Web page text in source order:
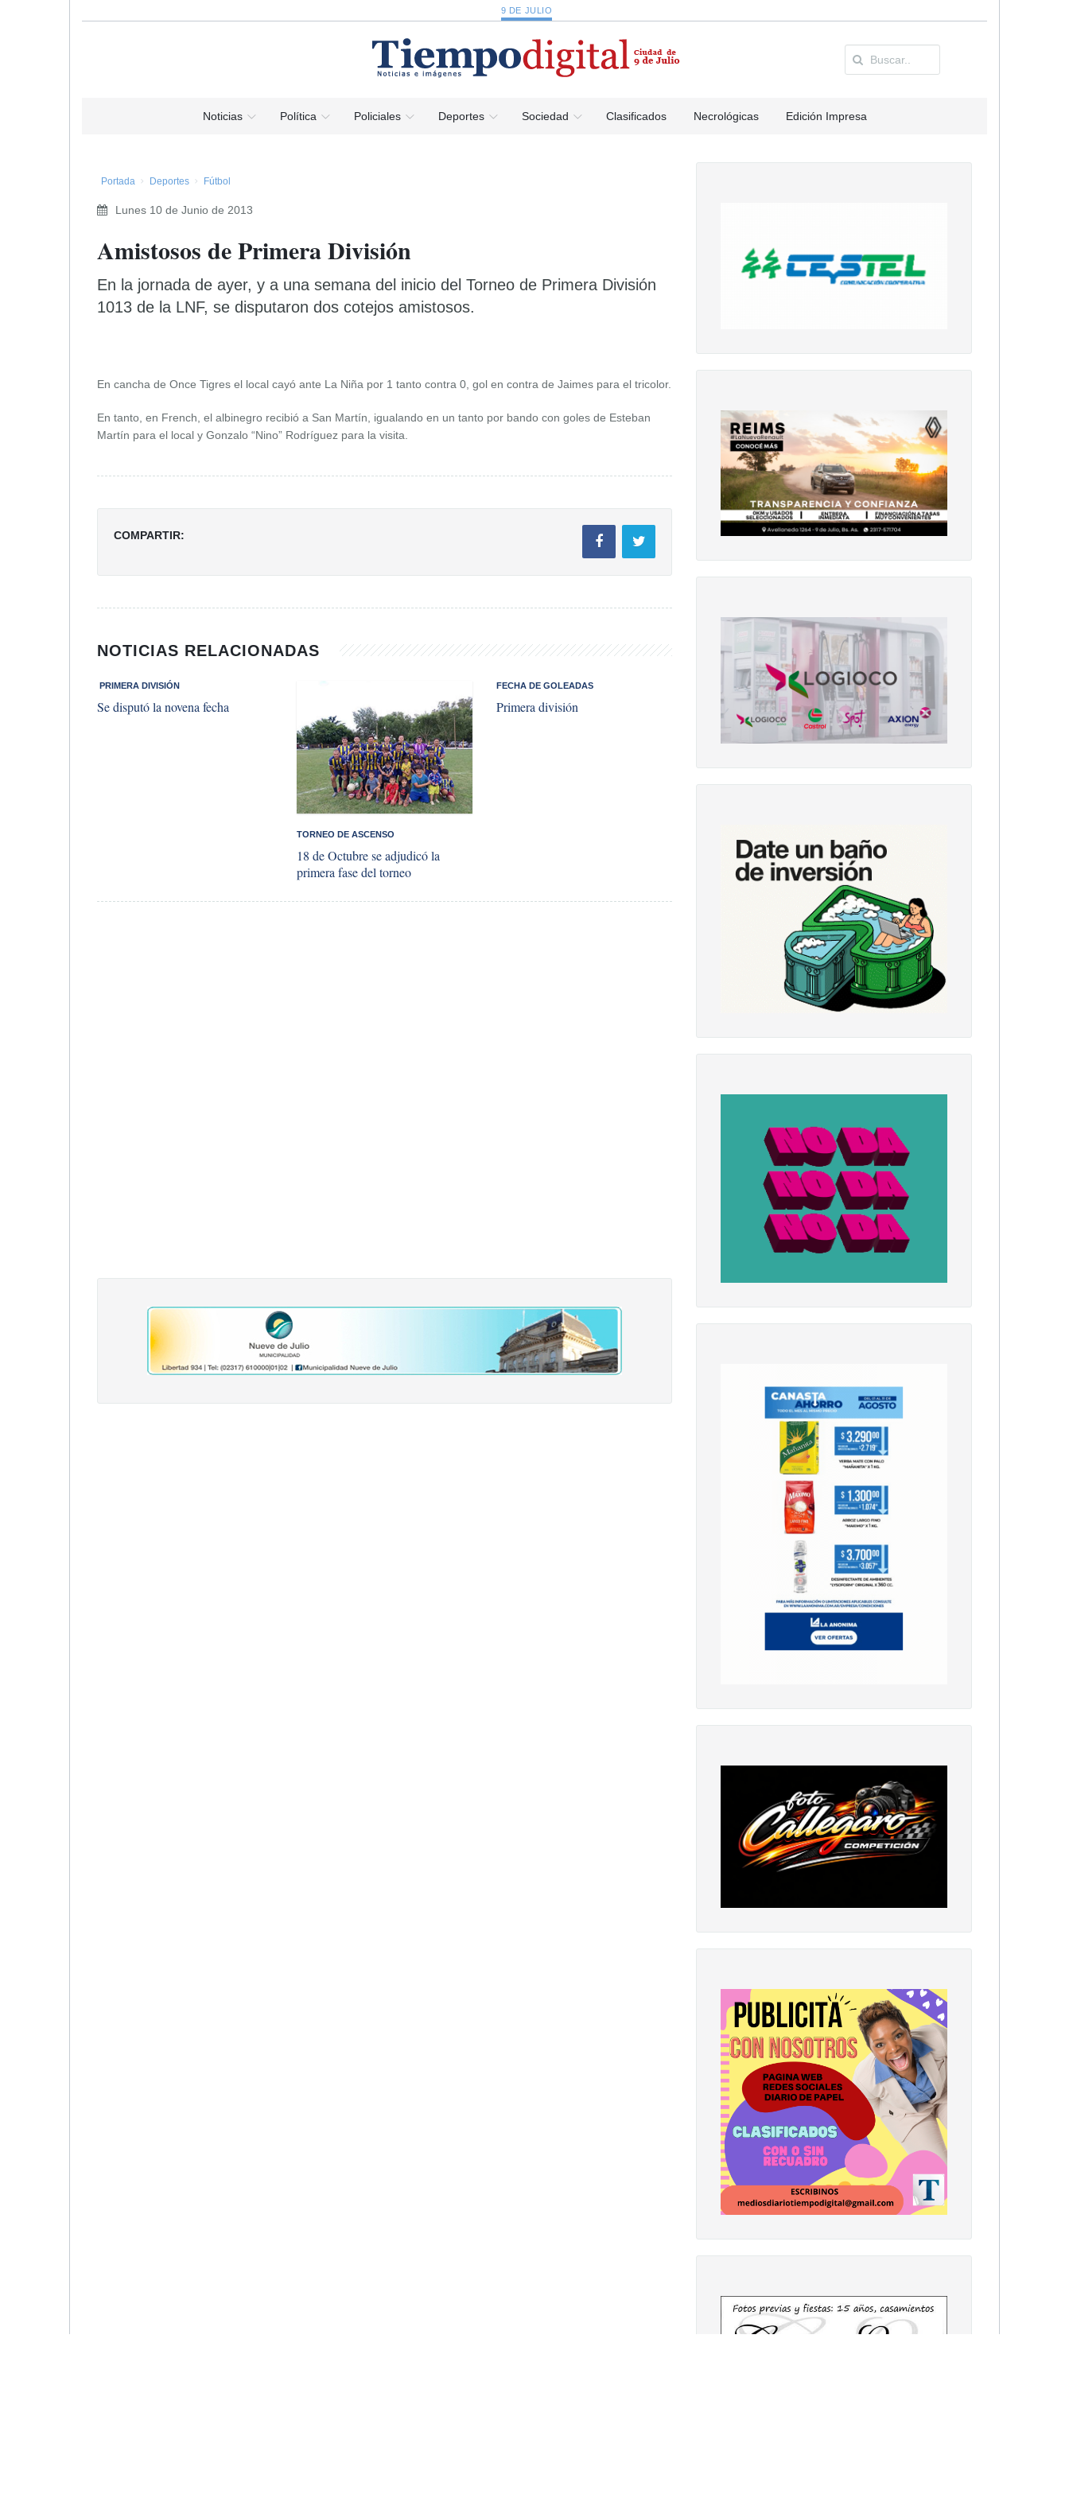
9 DE JULIO
Noticias Política Policiales Deportes Sociedad Clasificados Necrológicas Edición Impresa
Portada Deportes Fútbol
Lunes 10 de Junio de 2013
Amistosos de Primera División
En la jornada de ayer, y a una semana del inicio del Torneo de Primera División
1013 de la LNF, se disputaron dos cotejos amistosos.
En cancha de Once Tigres el local cayó ante La Niña por 1 tanto contra 0, gol en contra de Jaimes para el tricolor.
En tanto, en French, el albinegro recibió a San Martín, igualando en un tanto por bando con goles de Esteban
Martín para el local y Gonzalo “Nino” Rodríguez para la visita.
COMPARTIR:
NOTICIAS RELACIONADAS
​ PRIMERA DIVISIÓN
Se disputó la novena fecha
​TORNEO DE ASCENSO
18 de Octubre se adjudicó la
primera fase del torneo
​FECHA DE GOLEADAS
Primera división